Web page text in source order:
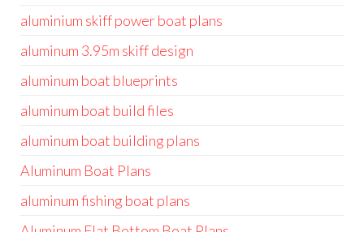
aluminium skiff power boat plans
aluminum 3.95m skiff design
aluminum boat blueprints
aluminum boat build files
aluminum boat building plans
Aluminum Boat Plans
aluminum fishing boat plans